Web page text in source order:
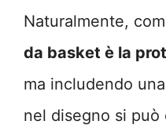
Naturalmente,
da basket è la
ma includendo
nel disegno si